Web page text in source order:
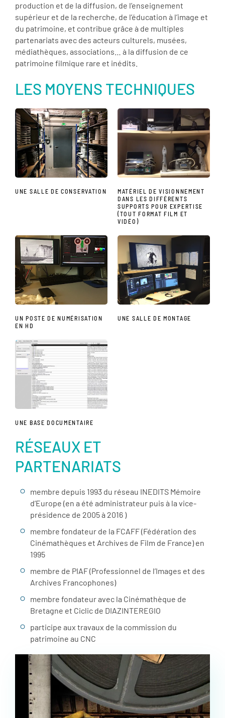
production et de la diffusion, de l’enseignement
supérieur et de la recherche, de l’éducation à l’image et
du patrimoine, et contribue grâce à de multiples
partenariats avec des acteurs culturels, musées,
médiathèques, associations… à la diffusion de ce
patrimoine filmique rare et inédits.
LES MOYENS TECHNIQUES
UNE SALLE DE CONSERVATION
MATÉRIEL DE VISIONNEMENT
DANS LES DIFFÉRENTS
SUPPORTS POUR EXPERTISE
(TOUT FORMAT FILM ET
VIDÉO)
UN POSTE DE NUMÉRISATION
EN HD
UNE SALLE DE MONTAGE
UNE BASE DOCUMENTAIRE
RÉSEAUX ET
PARTENARIATS
membre depuis 1993 du réseau INEDITS Mémoire
d’Europe (en a été administrateur puis à la vice-
présidence de 2005 à 2016 )
membre fondateur de la FCAFF (Fédération des
Cinémathèques et Archives de Film de France) en
1995
membre de PIAF (Professionnel de l’Images et des
Archives Francophones)
membre fondateur avec la Cinémathèque de
Bretagne et Ciclic de DIAZINTEREGIO
participe aux travaux de la commission du
patrimoine au CNC